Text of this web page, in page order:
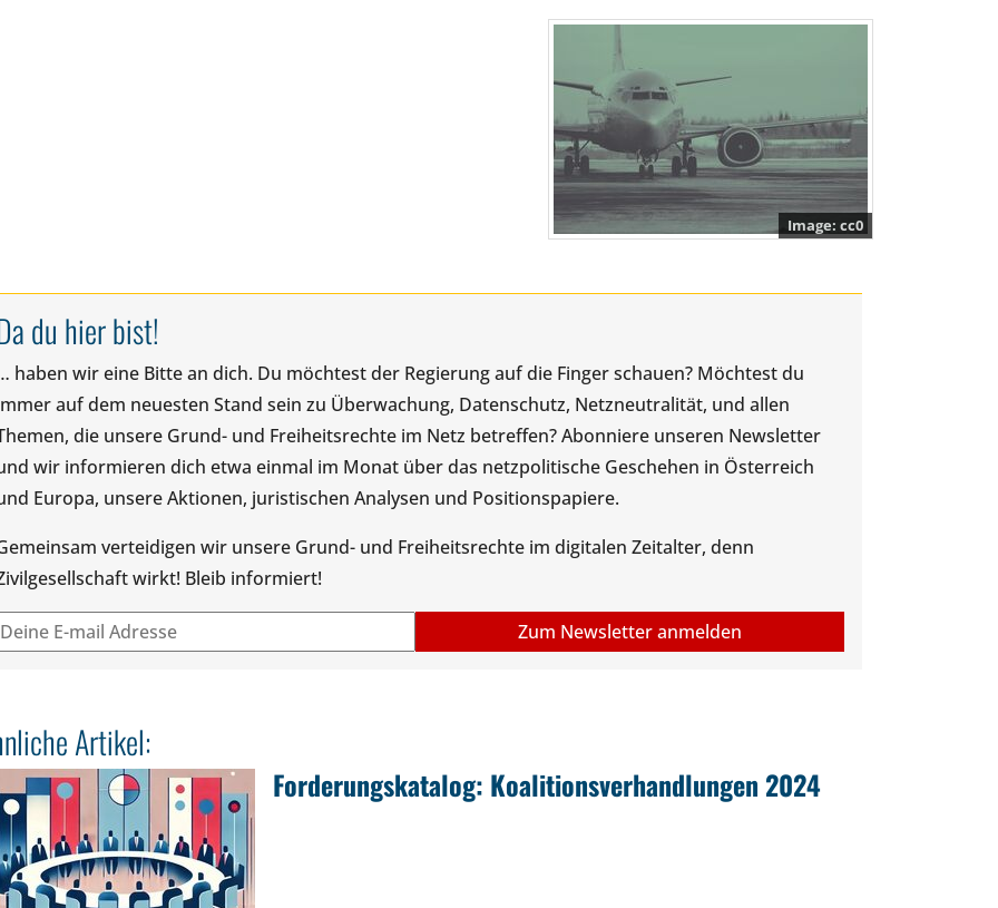
cc0
du hier bist!
haben wir eine Bitte an dich. Du möchtest der Regierung auf die Finger schauen? Möchtest du
auf dem neuesten Stand sein zu Überwachung, Datenschutz, Netzneutralität, und allen
die unsere Grund- und Freiheitsrechte im Netz betreffen? Abonniere unseren Newsletter
wir informieren dich etwa einmal im Monat über das netzpolitische Geschehen in Österreich
Europa, unsere Aktionen, juristischen Analysen und Positionspapiere.
verteidigen wir unsere Grund- und Freiheitsrechte im digitalen Zeitalter, denn
wirkt! Bleib informiert!
Artikel:
Forderungskatalog: Koalitionsverhandlungen 2024